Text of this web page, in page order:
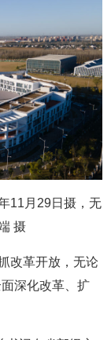
11月29日摄，无
摄
改革开放，无论
深化改革、扩